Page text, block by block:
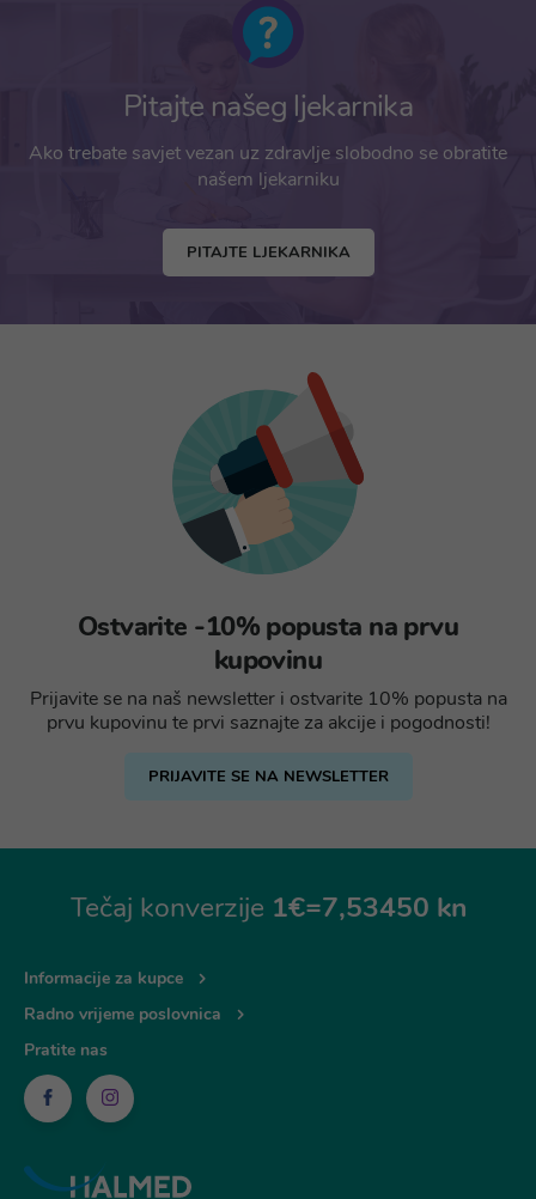
Pitajte našeg ljekarnika
Ako trebate savjet vezan uz zdravlje slobodno se obratite
našem ljekarniku
PITAJTE LJEKARNIKA
Ostvarite -10% popusta na prvu
kupovinu
Prijavite se na naš newsletter i ostvarite 10% popusta na
prvu kupovinu te prvi saznajte za akcije i pogodnosti!
PRIJAVITE SE NA NEWSLETTER
Tečaj konverzije 1€=7,53450 kn
Informacije za kupce
Radno vrijeme poslovnica
Pratite nas